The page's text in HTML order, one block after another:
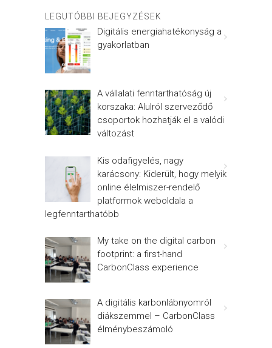
LEGUTÓBBI BEJEGYZÉSEK
Digitális energiahatékonyság a
gyakorlatban
A vállalati fenntarthatóság új
korszaka: Alulról szerveződő
csoportok hozhatják el a valódi
változást
Kis odafigyelés, nagy
karácsony: Kiderült, hogy melyik
online élelmiszer-rendelő
platformok weboldala a
legfenntarthatóbb
My take on the digital carbon
footprint: a first-hand
CarbonClass experience
A digitális karbonlábnyomról
diákszemmel – CarbonClass
élménybeszámoló